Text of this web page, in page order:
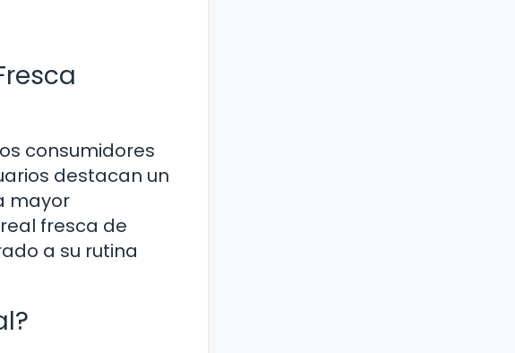
consumidores
destacan un
mayor
fresca de
a su rutina